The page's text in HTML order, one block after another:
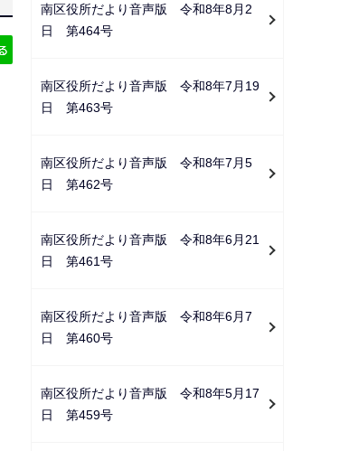
ビ
シ
こ
ら
南区役所だより音声版 令和8年8月2
日 第464号
南区役所だより音声版 令和8年7月19
日 第463号
南区役所だより音声版 令和8年7月5
日 第462号
南区役所だより音声版 令和8年6月21
日 第461号
南区役所だより音声版 令和8年6月7
日 第460号
南区役所だより音声版 令和8年5月17
日 第459号